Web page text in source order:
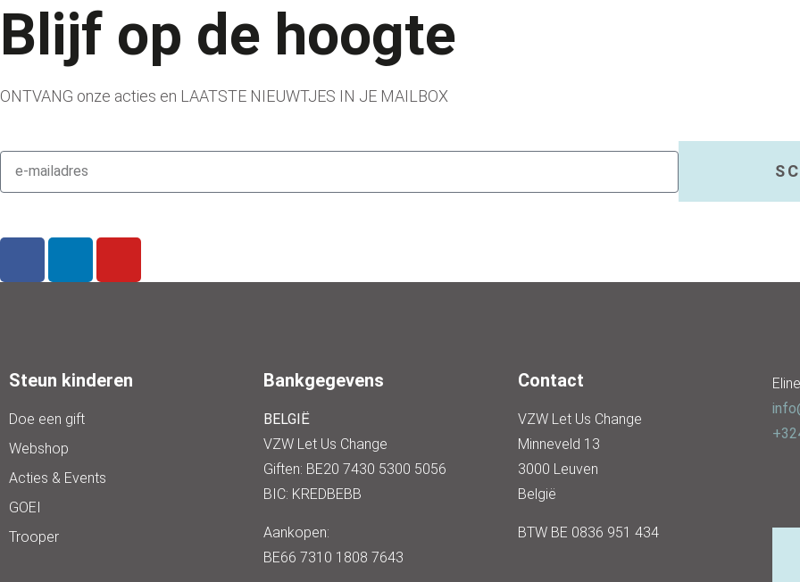
Blijf op de hoogte
ONTVANG onze acties en LAATSTE NIEUWTJES IN JE MAILBOX
Steun kinderen
Doe een gift
Webshop
Acties & Events
GOEI
Trooper
Bankgegevens
BELGIË
VZW Let Us Change
Giften: BE20 7430 5300 5056
BIC: KREDBEBB
Aankopen:
BE66 7310 1808 7643
Contact
VZW Let Us Change
Minneveld 13
3000 Leuven
België
BTW BE 0836 951 434